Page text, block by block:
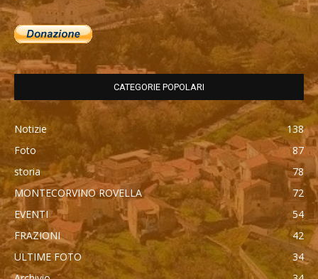
CATEGORIE POPOLARI
Notizie
138
Foto
87
storia
78
MONTECORVINO ROVELLA
72
EVENTI
54
FRAZIONI
42
ULTIME FOTO
34